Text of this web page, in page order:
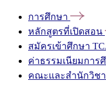
การศึกษา
หลักสูตรที่เปิดสอน
สมัครเข้าศึกษา
ค่าธรรมเนียมการ
คณะและสำนักวิชา